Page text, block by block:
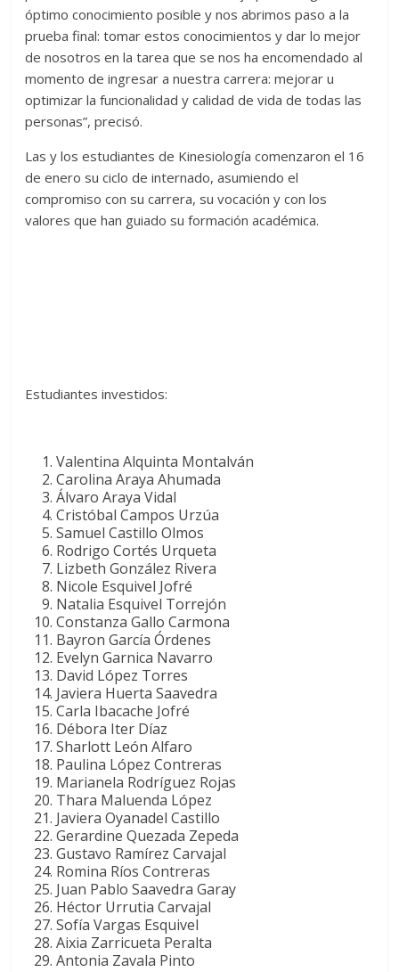
óptimo conocimiento posible y nos abrimos paso a la
prueba final: tomar estos conocimientos y dar lo mejor
de nosotros en la tarea que se nos ha encomendado al
momento de ingresar a nuestra carrera: mejorar u
optimizar la funcionalidad y calidad de vida de todas las
personas”, precisó.
Las y los estudiantes de Kinesiología comenzaron el 16
de enero su ciclo de internado, asumiendo el
compromiso con su carrera, su vocación y con los
valores que han guiado su formación académica.
Estudiantes investidos:
Valentina Alquinta Montalván
Carolina Araya Ahumada
Álvaro Araya Vidal
Cristóbal Campos Urzúa
Samuel Castillo Olmos
Rodrigo Cortés Urqueta
Lizbeth González Rivera
Nicole Esquivel Jofré
Natalia Esquivel Torrejón
Constanza Gallo Carmona
Bayron García Órdenes
Evelyn Garnica Navarro
David López Torres
Javiera Huerta Saavedra
Carla Ibacache Jofré
Débora Iter Díaz
Sharlott León Alfaro
Paulina López Contreras
Marianela Rodríguez Rojas
Thara Maluenda López
Javiera Oyanadel Castillo
Gerardine Quezada Zepeda
Gustavo Ramírez Carvajal
Romina Ríos Contreras
Juan Pablo Saavedra Garay
Héctor Urrutia Carvajal
Sofía Vargas Esquivel
Aixia Zarricueta Peralta
Antonia Zavala Pinto